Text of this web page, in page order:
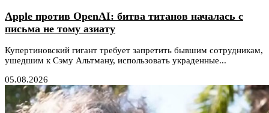
Apple против OpenAI: битва титанов началась с
письма не тому азиату
Купертиновский гигант требует запретить бывшим сотрудникам,
ушедшим к Сэму Альтману, использовать украденные...
05.08.2026